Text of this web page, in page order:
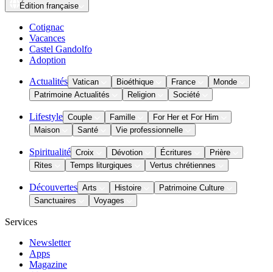
Édition française
Cotignac
Vacances
Castel Gandolfo
Adoption
Actualités Vatican Bioéthique France
Monde
Patrimoine Actualités
Religion Société
Lifestyle Couple Famille
For Her et For Him
Maison
Santé Vie professionnelle
Spiritualité Croix Dévotion Écritures
Prière
Rites
Temps liturgiques Vertus chrétiennes
Découvertes Arts Histoire
Patrimoine Culture
Sanctuaires
Voyages
Services
Newsletter
Apps
Magazine